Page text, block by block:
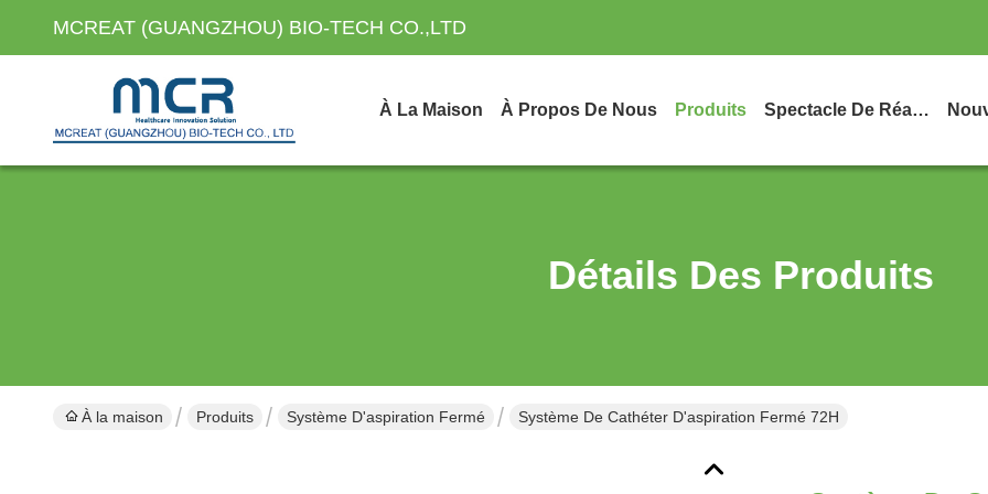
MCREAT (GUANGZHOU) BIO-TECH CO.,LTD
À La Maison À Propos De Nous Produits Spectacle De Réalité Virtuelle
Détails Des Produits
À la maison Produits Système D'aspiration Fermé Système De Cathéter D'aspiration Fermé 72H